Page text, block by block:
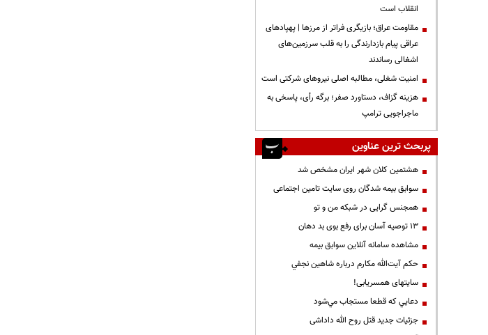
انقلاب است
مقاومت عراق؛ بازیگری فراتر از مرزها | پهپادهای
عراقی پیام بازدارندگی را به قلب سرزمین‌های
اشغالی رساندند
‌امنیت شغلی، مطالبه اصلی نیروهای شرکتی است
هزینه گزاف، دستاورد صفر؛ برگه رأی، پاسخی به
ماجراجویی ترامپ
پربحث ترین عناوین
هشتمین کلان شهر ایران مشخص شد
سوابق بیمه شدگان روی سایت تامین اجتماعی
همجنس گرایی در شبکه من و تو
13 توصیه آسان برای رفع بوی بد دهان
مشاهده سامانه آنلاين سوابق بیمه
حكم آيت‌الله مكارم درباره شاهين نجفي
سایتهای همسریابی!
دعايي كه قطعا مستجاب مي‌شود
جزئیات جدید قتل روح الله داداشی